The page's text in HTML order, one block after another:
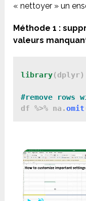
« nettoyer » un
Méthode 1 :
valeurs
library(dplyr)
df %>% na.omit